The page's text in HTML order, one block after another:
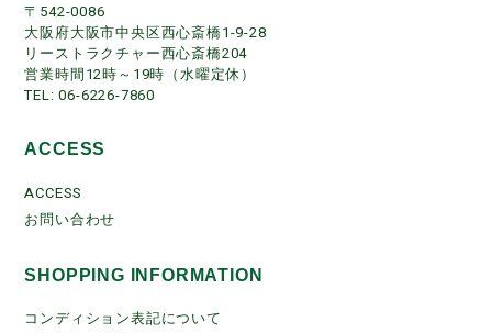
〒542-0086
大阪府大阪市中央区西心斎橋1-9-28
リーストラクチャー西心斎橋204
営業時間12時～19時（水曜定休）
TEL: 06-6226-7860
ACCESS
ACCESS
お問い合わせ
SHOPPING INFORMATION
コンディション表記について